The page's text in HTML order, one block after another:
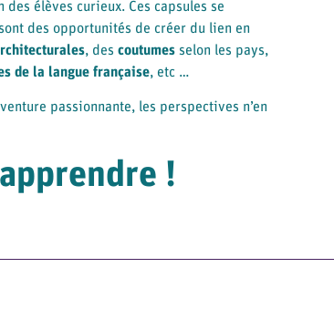
élèves curieux. Ces capsules se
des opportunités de créer du lien en
, des coutumes selon les pays,
de la langue française, etc …
passionnante, les perspectives n’en
!